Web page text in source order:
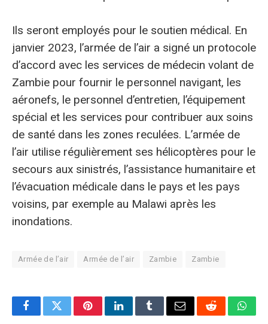
Ils seront employés pour le soutien médical. En
janvier 2023, l’armée de l’air a signé un protocole
d’accord avec les services de médecin volant de
Zambie pour fournir le personnel navigant, les
aéronefs, le personnel d’entretien, l’équipement
spécial et les services pour contribuer aux soins
de santé dans les zones reculées. L’armée de
l’air utilise régulièrement ses hélicoptères pour le
secours aux sinistrés, l’assistance humanitaire et
l’évacuation médicale dans le pays et les pays
voisins, par exemple au Malawi après les
inondations.
Armée de l’air Armée de l’air Zambie Zambie
FacebookTwitterPinterestLinkedInTumblrE-
Reddit